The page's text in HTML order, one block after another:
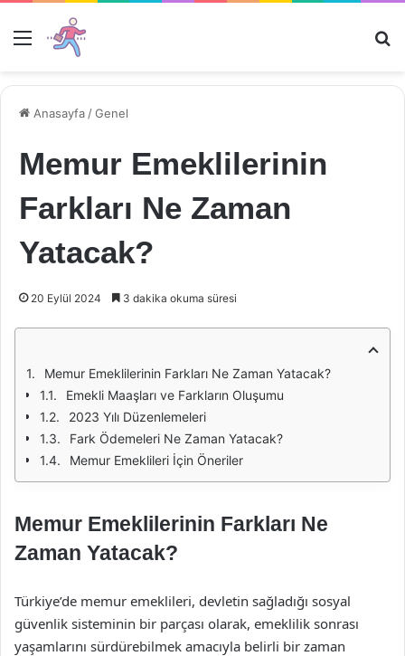
Menü
Anasayfa /Genel
Memur Emeklilerinin
Farkları Ne Zaman
Yatacak?
20 Eylül 2024 3 dakika okuma süresi
Memur Emeklilerinin Farkları Ne Zaman Yatacak?
Emekli Maaşları ve Farkların Oluşumu
2023 Yılı Düzenlemeleri
Fark Ödemeleri Ne Zaman Yatacak?
Memur Emeklileri İçin Öneriler
Memur Emeklilerinin Farkları Ne
Zaman Yatacak?
Türkiye’de memur emeklileri, devletin sağladığı sosyal
güvenlik sisteminin bir parçası olarak, emeklilik sonrası
yaşamlarını sürdürebilmek amacıyla belirli bir zaman